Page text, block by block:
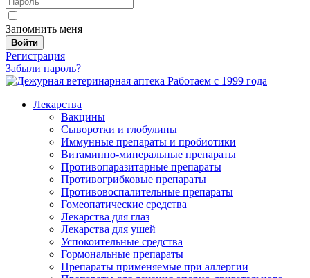
Запомнить меня
Войти
Регистрация
Забыли пароль?
Работаем с 1999 года
Лекарства
Вакцины
Сыворотки и глобулины
Иммунные препараты и пробиотики
Витаминно-минеральные препараты
Противопаразитарные препараты
Противогрибковые препараты
Противовоспалительные препараты
Гомеопатические средства
Лекарства для глаз
Лекарства для ушей
Успокоительные средства
Гормональные препараты
Препараты применяемые при аллергии